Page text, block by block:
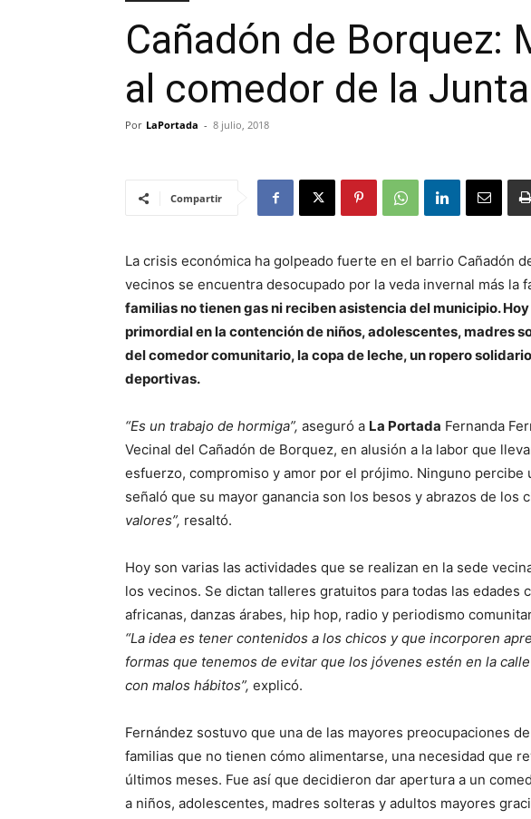
Cañadón de Borquez:
al comedor de la
Por LaPortada - 8 julio, 2018
Compartir
La crisis económica ha golpeado fuerte en el barrio Cañadón
vecinos se encuentra desocupado por la veda invernal más la
familias no tienen gas ni reciben asistencia del municipio.
primordial en la contención de niños, adolescentes, madres
del comedor comunitario, la copa de leche, un ropero
deportivas.
“Es un trabajo de hormiga”, aseguró a La Portada Fernanda
Vecinal del Cañadón de Borquez, en alusión a la labor que
esfuerzo, compromiso y amor por el prójimo. Ninguno percibe
señaló que su mayor ganancia son los besos y abrazos de los
valores”, resaltó.
Hoy son varias las actividades que se realizan en la sede
los vecinos. Se dictan talleres gratuitos para todas las edades
africanas, danzas árabes, hip hop, radio y periodismo
“La idea es tener contenidos a los chicos y que incorporen
formas que tenemos de evitar que los jóvenes estén en la
con malos hábitos”, explicó.
Fernández sostuvo que una de las mayores preocupaciones
familias que no tienen cómo alimentarse, una necesidad que
últimos meses. Fue así que decidieron dar apertura a un
a niños, adolescentes, madres solteras y adultos mayores